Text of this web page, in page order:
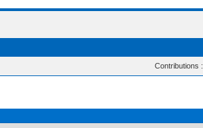
Contributions :